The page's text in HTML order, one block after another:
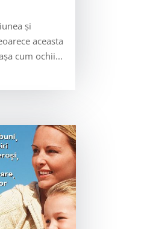
și
aceasta
cum ochii...